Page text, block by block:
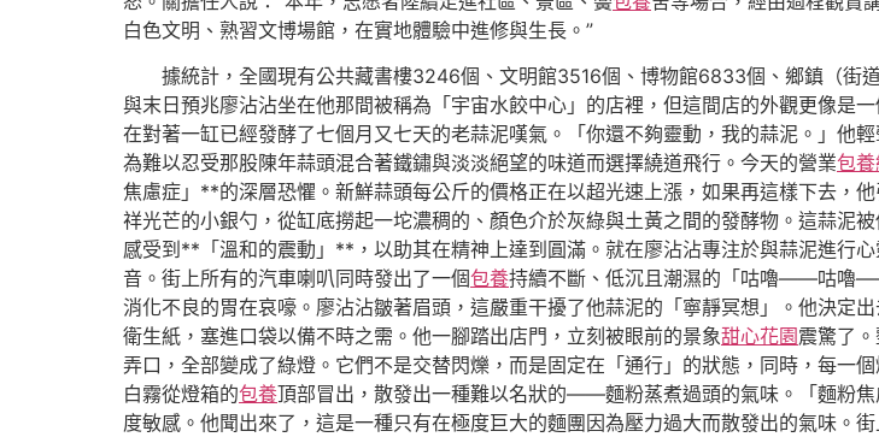
白色文明、熟習文博場館，在實地體驗中進修與生長。”
據統計，全國現有公共藏書樓3246個、文明館3516個、博物館6833個、鄉鎮（街
與末日預兆廖沾沾坐在他那間被稱為「宇宙水餃中心」的店裡，但這間店的外觀更像是
在對著一缸已經發酵了七個月又七天的老蒜泥嘆氣。「你還不夠靈動，我的蒜泥。」他
為難以忍受那股陳年蒜頭混合著鐵鏽與淡淡絕望的味道而選擇繞道飛行。今天的營業包
焦慮症」**的深層恐懼。新鮮蒜頭每公斤的價格正在以超光速上漲，如果再這樣下去，
祥光芒的小銀勺，從缸底撈起一坨濃稠的、顏色介於灰綠與土黃之間的發酵物。這蒜泥
感受到**「溫和的震動」**，以助其在精神上達到圓滿。就在廖沾沾專注於與蒜泥進行
音。街上所有的汽車喇叭同時發出了一個包養持續不斷、低沉且潮濕的「咕嚕——咕嚕
消化不良的胃在哀嚎。廖沾沾皺著眉頭，這嚴重干擾了他蒜泥的「寧靜冥想」。他決定
衛生紙，塞進口袋以備不時之需。他一腳踏出店門，立刻被眼前的景象甜心花園震驚了
弄口，全部變成了綠燈。它們不是交替閃爍，而是固定在「通行」的狀態，同時，每一
白霧從燈箱的包養頂部冒出，散發出一種難以名狀的——麵粉蒸煮過頭的氣味。「麵粉
度敏感。他聞出來了，這是一種只有在極度巨大的麵團因為壓力過大而散發出的氣味。街